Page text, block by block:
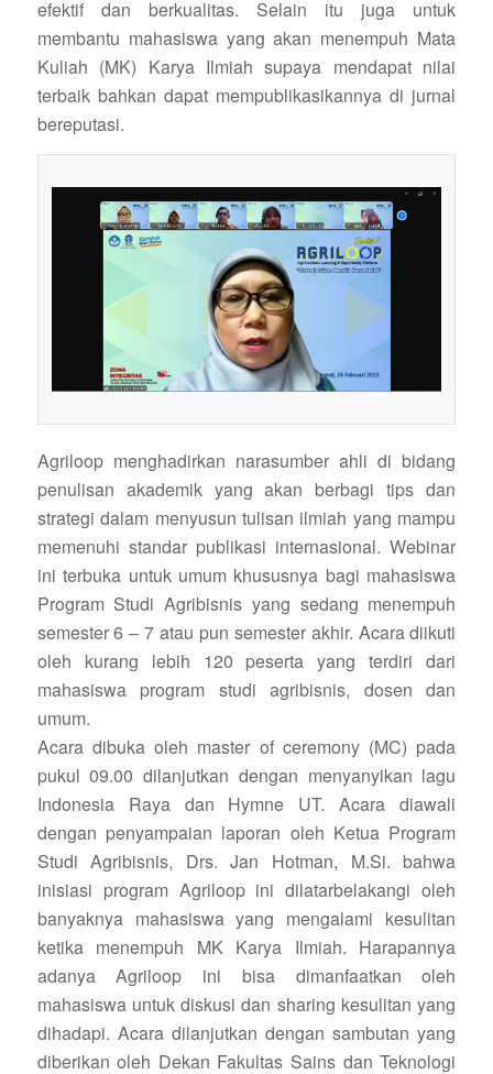
efektif dan berkualitas. Selain itu juga untuk
membantu mahasiswa yang akan menempuh Mata
Kuliah (MK) Karya Ilmiah supaya mendapat nilai
terbaik bahkan dapat mempublikasikannya di jurnal
bereputasi.
Agriloop menghadirkan narasumber ahli di bidang
penulisan akademik yang akan berbagi tips dan
strategi dalam menyusun tulisan ilmiah yang mampu
memenuhi standar publikasi internasional. Webinar
ini terbuka untuk umum khususnya bagi mahasiswa
Program Studi Agribisnis yang sedang menempuh
semester 6 – 7 atau pun semester akhir. Acara diikuti
oleh kurang lebih 120 peserta yang terdiri dari
mahasiswa program studi agribisnis, dosen dan
umum.
Acara dibuka oleh master of ceremony (MC) pada
pukul 09.00 dilanjutkan dengan menyanyikan lagu
Indonesia Raya dan Hymne UT. Acara diawali
dengan penyampaian laporan oleh Ketua Program
Studi Agribisnis, Drs. Jan Hotman, M.Si. bahwa
inisiasi program Agriloop ini dilatarbelakangi oleh
banyaknya mahasiswa yang mengalami kesulitan
ketika menempuh MK Karya Ilmiah. Harapannya
adanya Agriloop ini bisa dimanfaatkan oleh
mahasiswa untuk diskusi dan sharing kesulitan yang
dihadapi. Acara dilanjutkan dengan sambutan yang
diberikan oleh Dekan Fakultas Sains dan Teknologi